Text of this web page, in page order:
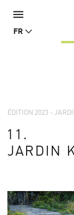
FR
ÉDITION 2023 -
11.
JARDIN